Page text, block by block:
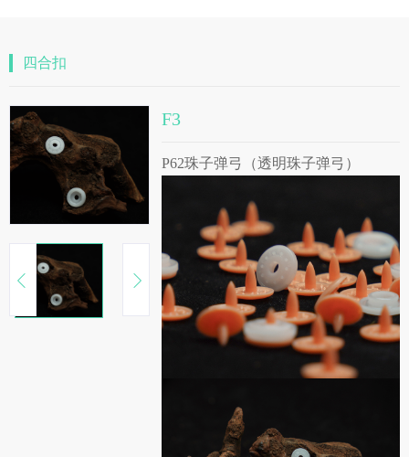
四合扣
F3
P62珠子弹弓（透明珠子弹弓）